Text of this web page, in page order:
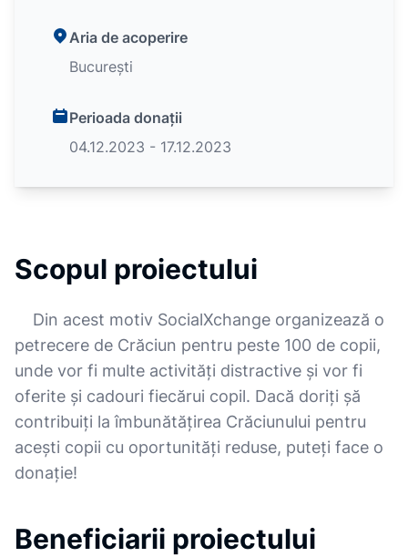
Aria de acoperire
București
Perioada donații
04.12.2023 - 17.12.2023
Scopul proiectului
Din acest motiv SocialXchange organizează o
petrecere de Crăciun pentru peste 100 de copii,
unde vor fi multe activități distractive și vor fi
oferite și cadouri fiecărui copil. Dacă doriți șă
contribuiți la îmbunătățirea Crăciunului pentru
acești copii cu oportunități reduse, puteți face o
donație!
Beneficiarii proiectului